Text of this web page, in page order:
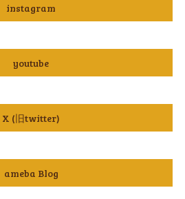
instagram
youtube
X (旧twitter)
ameba Blog